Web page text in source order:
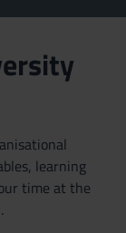
learning
time at the